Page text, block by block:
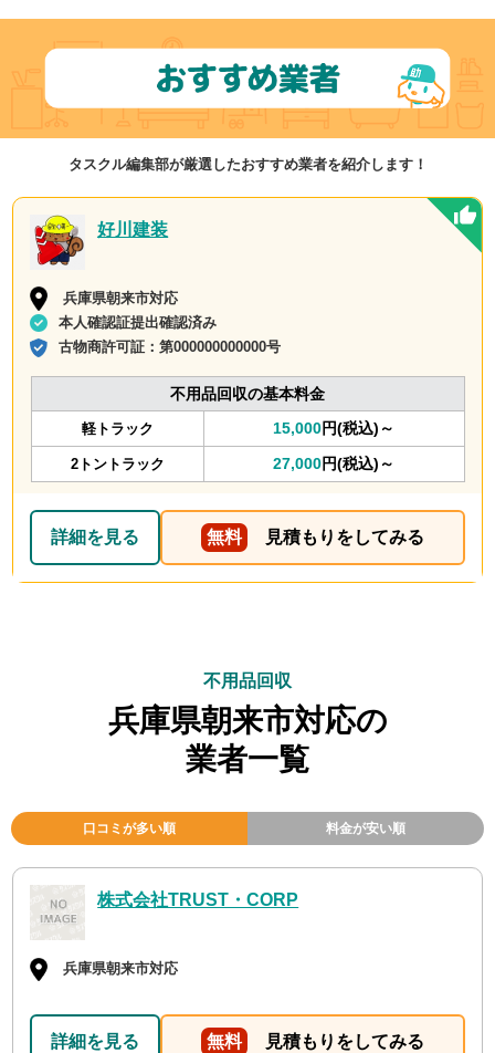
タスクル編集部が厳選したおすすめ業者を紹介します！
好川建装
兵庫県朝来市対応
本人確認証提出確認済み
古物商許可証：第000000000000号
不用品回収の基本料金
軽トラック 15,000円(税込)～
2トントラック 27,000円(税込)～
詳細を見る 無料 見積もりをしてみる
不用品回収
兵庫県朝来市対応の
業者一覧
口コミが多い順 料金が安い順
株式会社TRUST・CORP
兵庫県朝来市対応
詳細を見る 無料 見積もりをしてみる